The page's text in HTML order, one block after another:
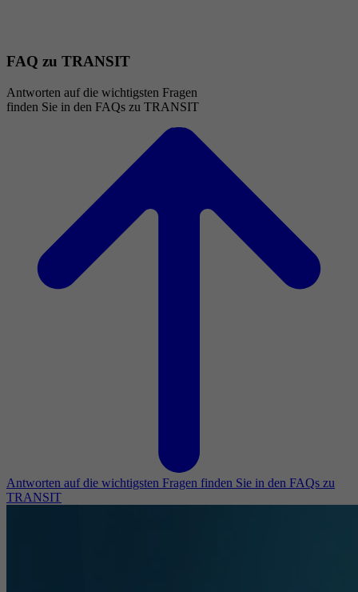
FAQ zu TRANSIT
Antworten auf die wichtigsten Fragen
finden Sie in den FAQs zu TRANSIT
Antworten auf die wichtigsten Fragen finden Sie in den FAQs zu
TRANSIT